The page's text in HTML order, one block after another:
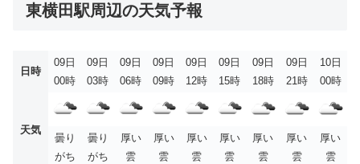
東横田駅周辺の天気予報
日時
09日
00時
09日
03時
09日
06時
09日
09時
09日
12時
09日
15時
09日
18時
09日
21時
10日
00時
天気
曇り
がち
曇り
がち
厚い
雲
厚い
雲
厚い
雲
厚い
雲
厚い
雲
厚い
雲
厚い
雲